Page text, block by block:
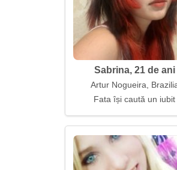
Sabrina, 21 de ani
Artur Nogueira,
Fata își caută un iubit